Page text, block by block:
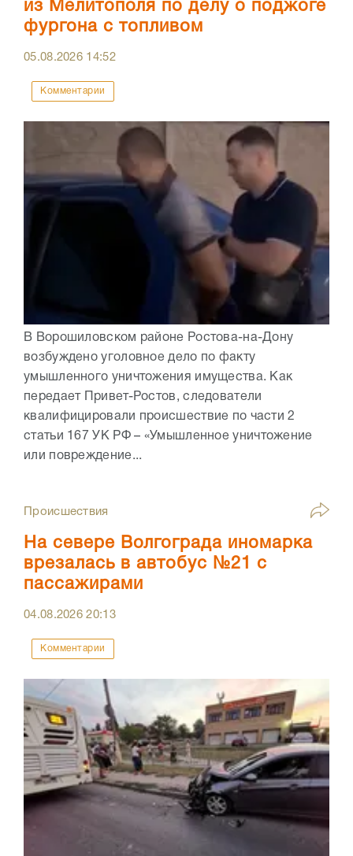
из Мелитополя по делу о поджоге
фургона с топливом
05.08.2026 14:52
Комментарии
В Ворошиловском районе Ростова-на-Дону
возбуждено уголовное дело по факту
умышленного уничтожения имущества. Как
передает Привет-Ростов, следователи
квалифицировали происшествие по части 2
статьи 167 УК РФ – «Умышленное уничтожение
или повреждение...
Происшествия
На севере Волгограда иномарка
врезалась в автобус №21 с
пассажирами
04.08.202620:13
Комментарии